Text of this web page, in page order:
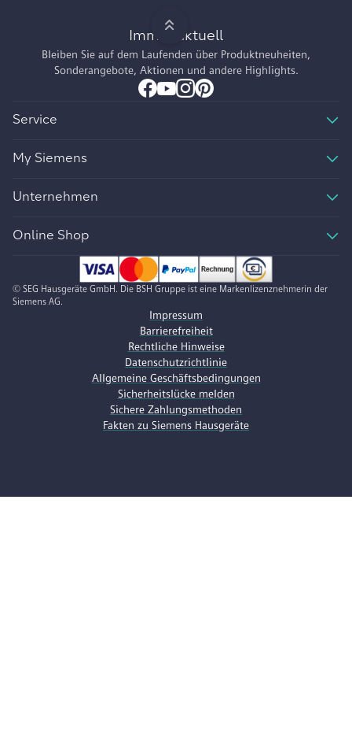
Immer aktuell
Bleiben Sie auf dem Laufenden über Produktneuheiten,
Sonderangebote, Aktionen und andere Highlights.
Service
My Siemens
Unternehmen
Online Shop
© SEG Hausgeräte GmbH. Die BSH Gruppe ist eine Markenlizenznehmerin der
Siemens AG.
Impressum
Barrierefreiheit
Rechtliche Hinweise
Datenschutzrichtlinie
Allgemeine Geschäftsbedingungen
Sicherheitslücke melden
Sichere Zahlungsmethoden
Fakten zu Siemens Hausgeräte